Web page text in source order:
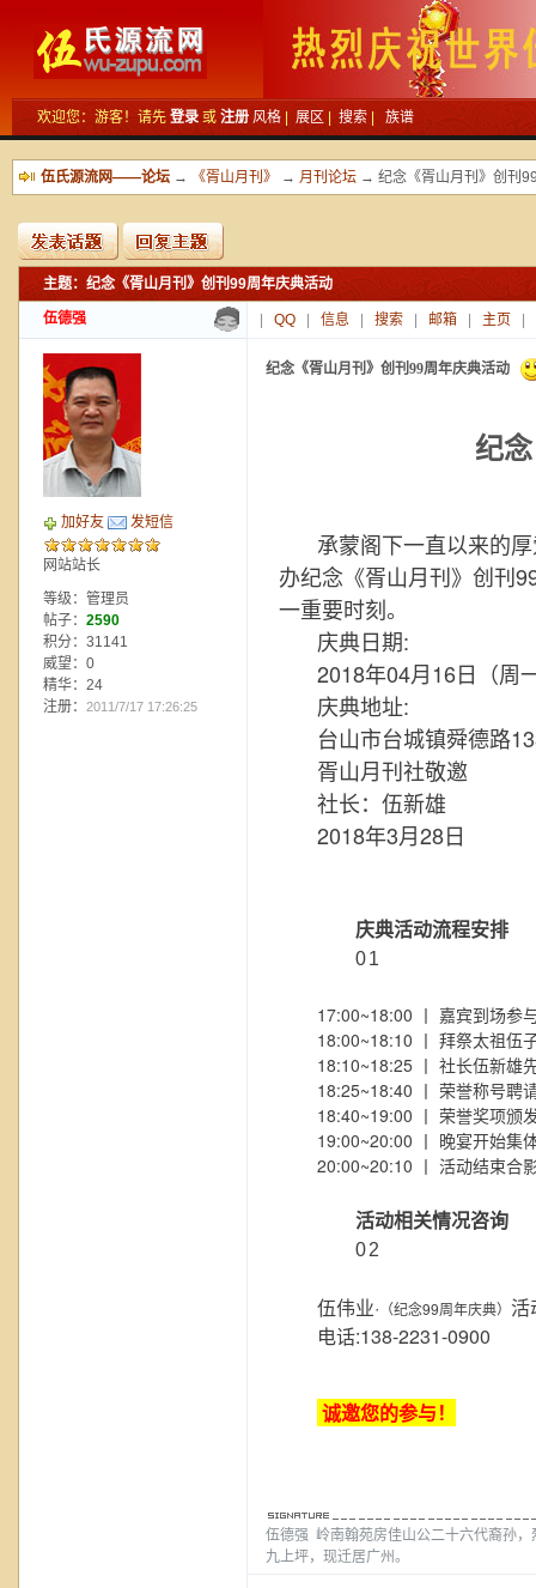
欢迎您：游客！请先 登录 或 注册 风格 展区 搜索 族谱
伍氏源流网——论坛 → 《胥山月刊》 → 月刊论坛 → 纪念《胥山月刊》创刊
新的主题
投票帖
交易帖
小字报
主题：纪念《胥山月刊》创刊99周年庆典活动
伍德强 QQ 信息 搜索 邮箱 主页
加好友 发短信
网站站长
等级：管理员
帖子： 2590
积分：31141
威望：0
精华：24
注册： 2011/7/17 17:26:25
纪念《胥山月刊》创刊99周年庆典活动
纪
承蒙阁下一直以来的
办纪念《胥山月刊》创刊
一重要时刻。
庆典日期:
2018年04月16日（周
庆典地址:
台山市台城镇舜德路
胥山月刊社敬邀
社长：伍新雄
2018年3月28日
庆典活动流程安排
01
17:00~18:00 丨 嘉宾到场参
18:00~18:10 丨 拜祭太祖伍
18:10~18:25 丨 社长伍新雄
18:25~18:40 丨 荣誉称号聘
18:40~19:00 丨 荣誉奖项颁
19:00~20:00 丨 晚宴开始集
20:00~20:10 丨 活动结束合
活动相关情况咨询
02
伍伟业· （纪念99周年庆典） 活
电话:138-2231-0900
诚邀您的参与！
伍德强 岭南翰苑房佳山公二十六代裔孙
九上坪，现迁居广州。